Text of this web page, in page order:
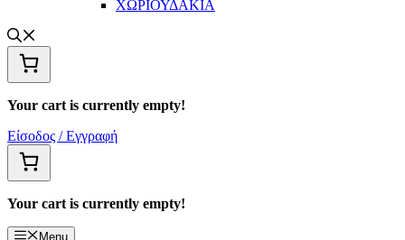
ΧΩΡΙΟΥΔΑΚΙΑ
Your cart is currently empty!
Είσοδος / Εγγραφή
Your cart is currently empty!
Menu